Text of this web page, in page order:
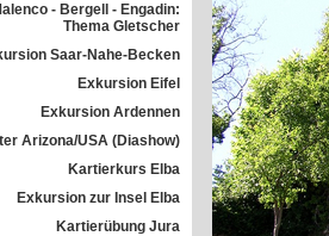
- Bergell - Engadin:
Thema Gletscher
Saar-Nahe-Becken
Exkursion Eifel
Exkursion Ardennen
Arizona/USA (Diashow)
Kartierkurs Elba
Exkursion zur Insel Elba
Kartierübung Jura